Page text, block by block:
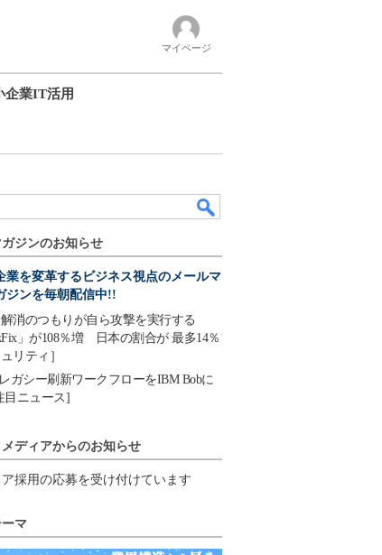
マイページ
企業IT活用
ジンのお知らせ
業を変革するビジネス視点のメールマ
ジンを毎朝配信中!!
消のつもりが自ら攻撃を実行する
」が108％増 日本の割合が 最多14％
リティ］
ガシー刷新ワークフローをIBM Bobに
目ニュース]
ディアからのお知らせ
採用の応募を受け付けています
マ